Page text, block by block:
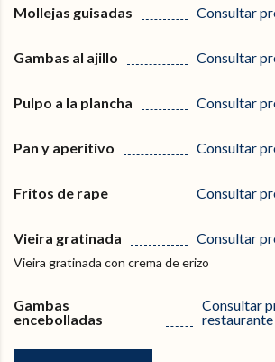
Mollejas guisadas Consultar
Gambas al ajillo Consultar
Pulpo a la plancha Consultar
Pan y aperitivo Consultar
Fritos de rape Consultar
Vieira gratinada Consultar
Vieira gratinada con crema de erizo
Gambas
encebolladas
Consultar
restaurante